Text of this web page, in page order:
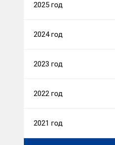
2025 год
2024 год
2023 год
2022 год
2021 год